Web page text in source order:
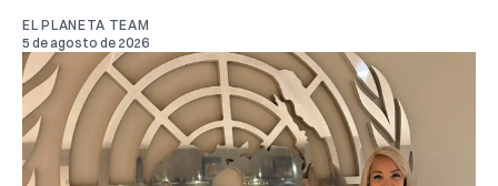
EL PLANETA TEAM
5 de agosto de 2026